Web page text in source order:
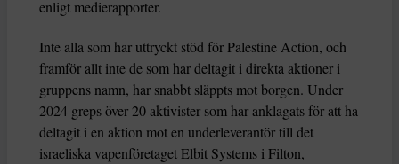
enligt medierapporter.
Inte alla som har uttryckt stöd för Palestine Action, och
framför allt inte de som har deltagit i direkta aktioner i
gruppens namn, har snabbt släppts mot borgen. Under
2024 greps över 20 aktivister som har anklagats för att ha
deltagit i en aktion mot en underleverantör till det
israeliska vapenföretaget Elbit Systems i Filton,